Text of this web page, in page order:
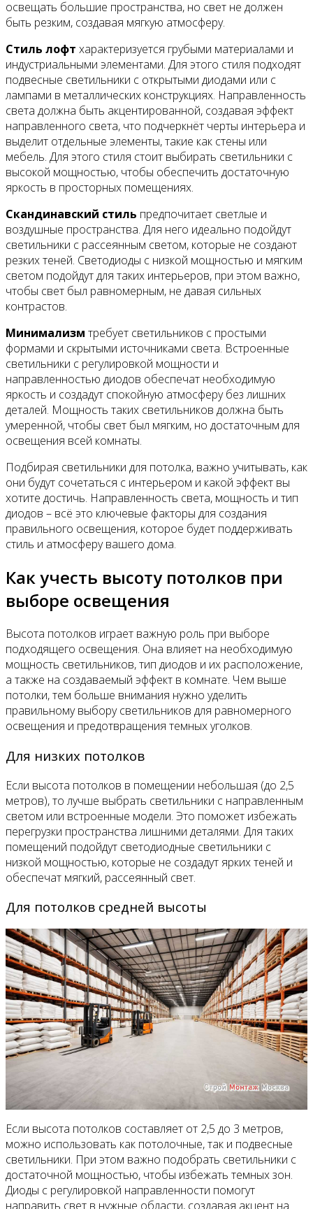
освещать большие пространства, но свет не должен
быть резким, создавая мягкую атмосферу.
Стиль лофт характеризуется грубыми материалами и
индустриальными элементами. Для этого стиля подходят
подвесные светильники с открытыми диодами или с
лампами в металлических конструкциях. Направленность
света должна быть акцентированной, создавая эффект
направленного света, что подчеркнёт черты интерьера и
выделит отдельные элементы, такие как стены или
мебель. Для этого стиля стоит выбирать светильники с
высокой мощностью, чтобы обеспечить достаточную
яркость в просторных помещениях.
Скандинавский стиль предпочитает светлые и
воздушные пространства. Для него идеально подойдут
светильники с рассеянным светом, которые не создают
резких теней. Светодиоды с низкой мощностью и мягким
светом подойдут для таких интерьеров, при этом важно,
чтобы свет был равномерным, не давая сильных
контрастов.
Минимализм требует светильников с простыми
формами и скрытыми источниками света. Встроенные
светильники с регулировкой мощности и
направленностью диодов обеспечат необходимую
яркость и создадут спокойную атмосферу без лишних
деталей. Мощность таких светильников должна быть
умеренной, чтобы свет был мягким, но достаточным для
освещения всей комнаты.
Подбирая светильники для потолка, важно учитывать, как
они будут сочетаться с интерьером и какой эффект вы
хотите достичь. Направленность света, мощность и тип
диодов – всё это ключевые факторы для создания
правильного освещения, которое будет поддерживать
стиль и атмосферу вашего дома.
Как учесть высоту потолков при
выборе освещения
Высота потолков играет важную роль при выборе
подходящего освещения. Она влияет на необходимую
мощность светильников, тип диодов и их расположение,
а также на создаваемый эффект в комнате. Чем выше
потолки, тем больше внимания нужно уделить
правильному выбору светильников для равномерного
освещения и предотвращения темных уголков.
Для низких потолков
Если высота потолков в помещении небольшая (до 2,5
метров), то лучше выбрать светильники с направленным
светом или встроенные модели. Это поможет избежать
перегрузки пространства лишними деталями. Для таких
помещений подойдут светодиодные светильники с
низкой мощностью, которые не создадут ярких теней и
обеспечат мягкий, рассеянный свет.
Для потолков средней высоты
Если высота потолков составляет от 2,5 до 3 метров,
можно использовать как потолочные, так и подвесные
светильники. При этом важно подобрать светильники с
достаточной мощностью, чтобы избежать темных зон.
Диоды с регулировкой направленности помогут
направить свет в нужные области, создавая акцент на